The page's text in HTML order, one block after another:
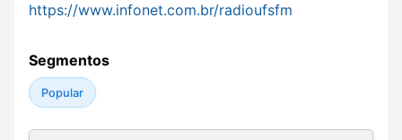
https://www.infonet.com.br/radioufsfm
Segmentos
Popular